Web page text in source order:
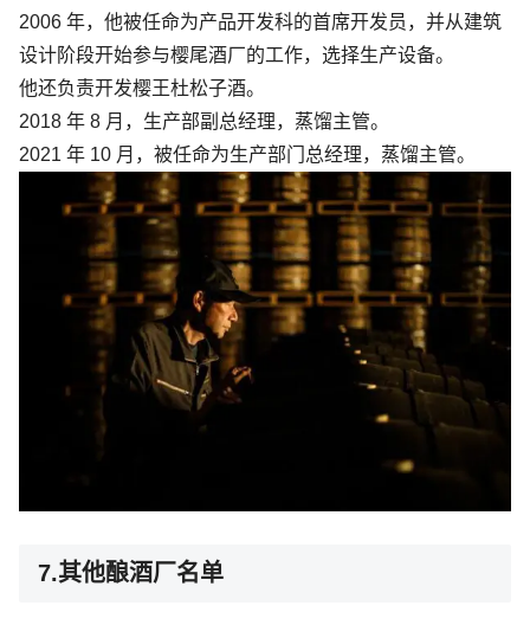
2006 年，他被任命为产品开发科的首席开发员，并从建筑
设计阶段开始参与樱尾酒厂的工作，选择生产设备。
他还负责开发樱王杜松子酒。
2018 年 8 月，生产部副总经理，蒸馏主管。
2021 年 10 月，被任命为生产部门总经理，蒸馏主管。
7.其他酿酒厂名单